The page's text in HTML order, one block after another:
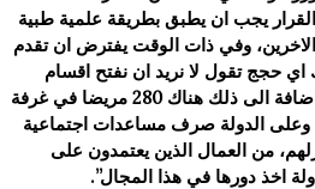
يجب ان يطبق بطريقة علمية طبية
وفي ذات الوقت يفترض ان تقدم
اي حجج تقول لا نريد ان نفتح اقسام
كورونا لانه ليس لدينا اموال، اضافة الى ذلك هناك 280 مريضا في غرفة
العزل، وعلى الدولة صرف مساعدات اجتماعية
من العمال الذين يعتمدون على
اخذ دورها في هذا المجال”.